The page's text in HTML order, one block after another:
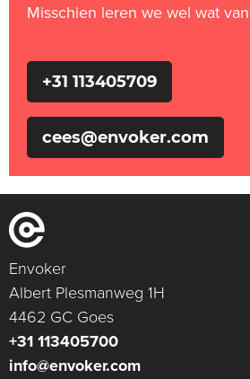
Misschien leren we wel wat
+31 113405709
cees@envoker.com
Envoker
Albert Plesmanweg 1H
4462 GC Goes
+31 113405700
info@envoker.com